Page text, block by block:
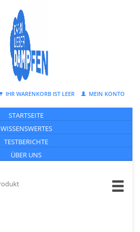
IHR WARENKORB IST LEER MEIN KONTO
STARTSEITE
WISSENSWERTES
TESTBERICHTE
ÜBER UNS